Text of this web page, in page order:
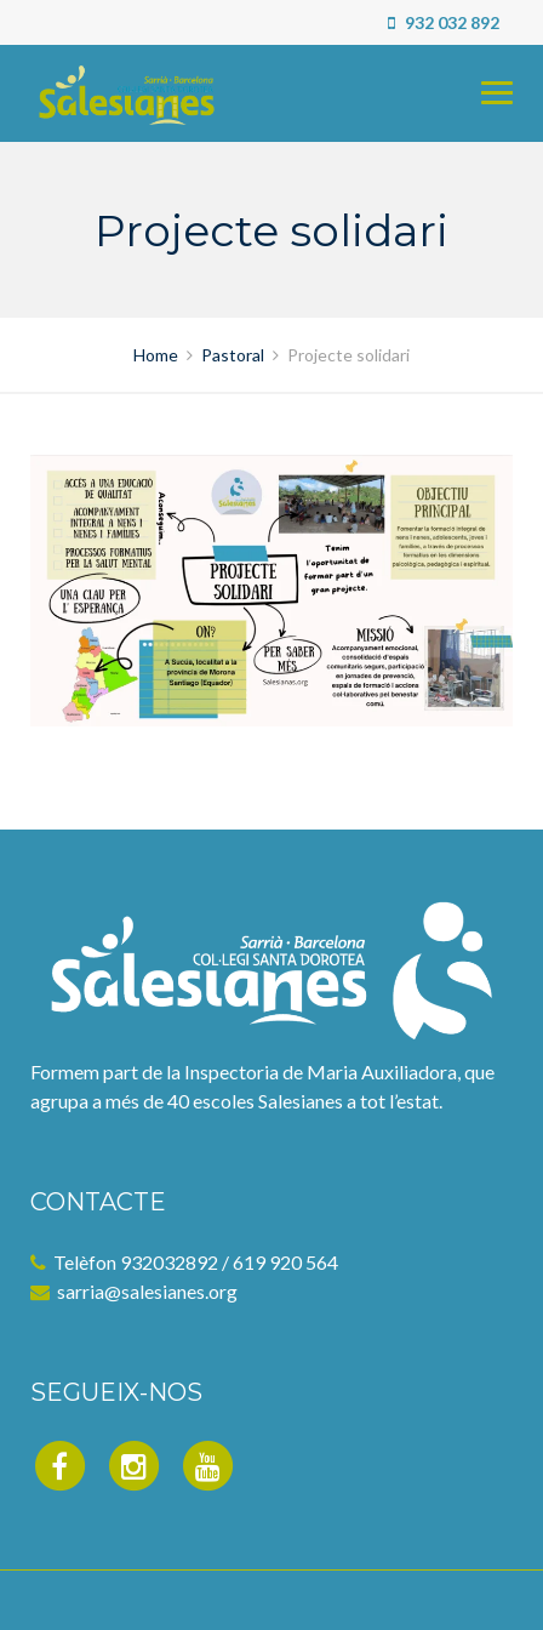
to
932 032 892
Projecte solidari
Home Pastoral Projecte solidari
Formem part de la Inspectoria de Maria Auxiliadora, que
agrupa a més de 40 escoles Salesianes a tot l’estat.
CONTACTE
Telèfon 932032892 / 619 920 564
sarria@salesianes.org
SEGUEIX-NOS